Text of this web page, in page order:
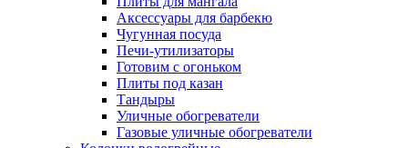
Аксессуары для барбекю
Чугунная посуда
Печи-утилизаторы
Готовим с огоньком
Плиты под казан
Тандыры
Уличные обогреватели
Газовые уличные обогреватели